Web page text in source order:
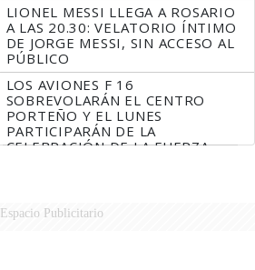
LIONEL MESSI LLEGA A ROSARIO
A LAS 20.30: VELATORIO ÍNTIMO
DE JORGE MESSI, SIN ACCESO AL
PÚBLICO
LOS AVIONES F 16
SOBREVOLARÁN EL CENTRO
PORTEÑO Y EL LUNES
PARTICIPARÁN DE LA
CELEBRACIÓN DE LA FUERZA
Espacio Publicitario